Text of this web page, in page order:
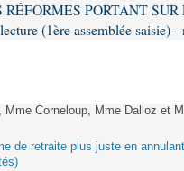
PORTANT
(1ère assemblée saisie) -
Mme Corneloup, Mme Dalloz et
de retraite plus juste en